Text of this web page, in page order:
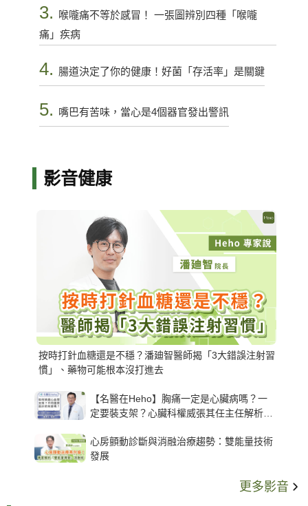
3.
喉嚨痛不等於感冒！ 一張圖辨別四種「喉嚨
痛」疾病
4. 腸道決定了你的健康！好菌「存活率」是關鍵
5. 嘴巴有苦味，當心是4個器官發出警訊
影音健康
按時打針血糖還是不穩？潘廸智醫師揭「3大錯誤注射習
慣」、藥物可能根本沒打進去
【名醫在Heho】胸痛一定是心臟病嗎？一
定要裝支架？心臟科權威張其任主任解析支
心房顫動診斷與消融治療趨勢：雙能量技術
發展
更多影音